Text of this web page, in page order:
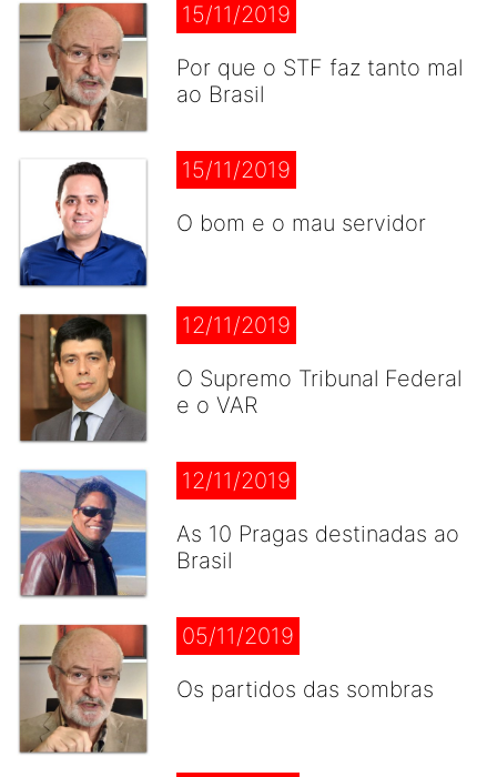
15/11/2019
Por que o STF faz tanto mal
ao Brasil
15/11/2019
O bom e o mau servidor
12/11/2019
O Supremo Tribunal Federal
e o VAR
12/11/2019
As 10 Pragas destinadas ao
Brasil
05/11/2019
Os partidos das sombras